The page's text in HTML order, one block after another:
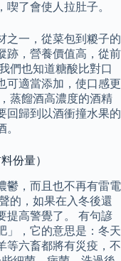
了會使人拉肚子。
之一，從菜包到糉子的
跡，營養價值高，從前
們也知道糖酸比對口
可適當添加，使口感更
蒸餾酒高濃度的酒精
回歸到以酒衝撞水果的
份量）
鬱，而且也不再有雷電
的，如果在入冬後還
提高警覺了。 有句諺
」，它的意思是：冬天
等六畜都將有災疫，不